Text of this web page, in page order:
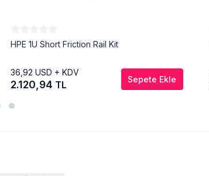
HPE 1U Short Friction Rail Kit
36,92USD + KDV
2.120,94 TL Sepete Ekle